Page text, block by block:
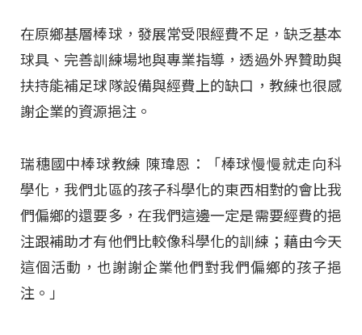
在原鄉基層棒球，發展常受限經費不足，缺乏基本
球具、完善訓練場地與專業指導，透過外界贊助與
扶持能補足球隊設備與經費上的缺口，教練也很感
謝企業的資源挹注。
瑞穗國中棒球教練 陳瑋恩：「棒球慢慢就走向科
學化，我們北區的孩子科學化的東西相對的會比我
們偏鄉的還要多，在我們這邊一定是需要經費的挹
注跟補助才有他們比較像科學化的訓練；藉由今天
這個活動，也謝謝企業他們對我們偏鄉的孩子挹
注。」